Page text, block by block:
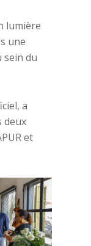
lumière
une
sein du
a
deux
et